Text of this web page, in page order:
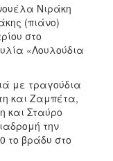
Νιράκη
(πιάνο)
στο
«Λουλούδια
με τραγούδια
και Ζαμπέτα,
και Σταύρο
την
το βράδυ στο